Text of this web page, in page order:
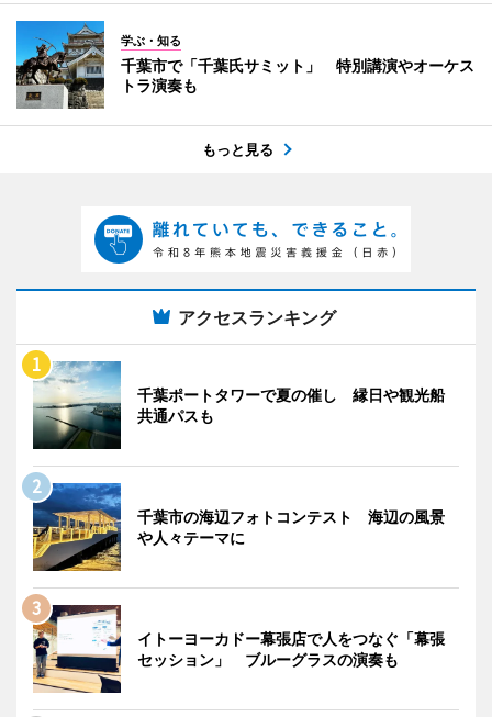
学ぶ・知る
千葉市で「千葉氏サミット」 特別講演やオーケス
トラ演奏も
もっと見る
アクセスランキング
千葉ポートタワーで夏の催し 縁日や観光船
共通パスも
千葉市の海辺フォトコンテスト 海辺の風景
や人々テーマに
イトーヨーカドー幕張店で人をつなぐ「幕張
セッション」 ブルーグラスの演奏も